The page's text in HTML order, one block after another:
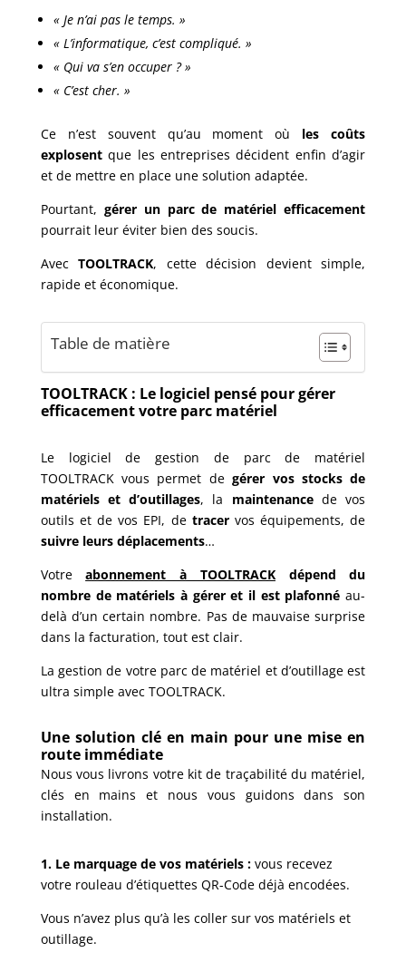
« Je n’ai pas le temps. »
« L’informatique, c’est compliqué. »
« Qui va s’en occuper ? »
« C’est cher. »
Ce n’est souvent qu’au moment où les coûts
explosentque les entreprises décident enfin d’agir
et de mettre en place une solution adaptée.
Pourtant, gérer un parc de matériel efficacement
pourrait leur éviter bien des soucis.
AvecTOOLTRACK, cette décision devient simple,
rapide et économique.
Table de matière
TOOLTRACK : Le logiciel pensé pour gérer
efficacement votre parc matériel
Le logiciel de gestion de parc de matériel
TOOLTRACK vous permet degérer vos stocks de
matériels et d’outillages, la maintenancede vos
outils et de vos EPI, de tracervos équipements, de
suivre leurs déplacements…
Votreabonnement à TOOLTRACKdépend du
nombre de matériels à gérer et il est plafonné au-
delà d’un certain nombre. Pas de mauvaise surprise
dans la facturation, tout est clair.
La gestion de votre parc de matériel et d’outillage est
ultra simple avec TOOLTRACK.
Une solution clé en main pour une mise en
route immédiate
Nous vous livrons votre kit de traçabilité du matériel,
clés en mains et nous vous guidons dans son
installation.
1. Le marquage de vos matériels :vous recevez
votre rouleau d’étiquettes QR-Code déjà encodées.
Vous n’avez plus qu’à les coller sur vos matériels et
outillage.